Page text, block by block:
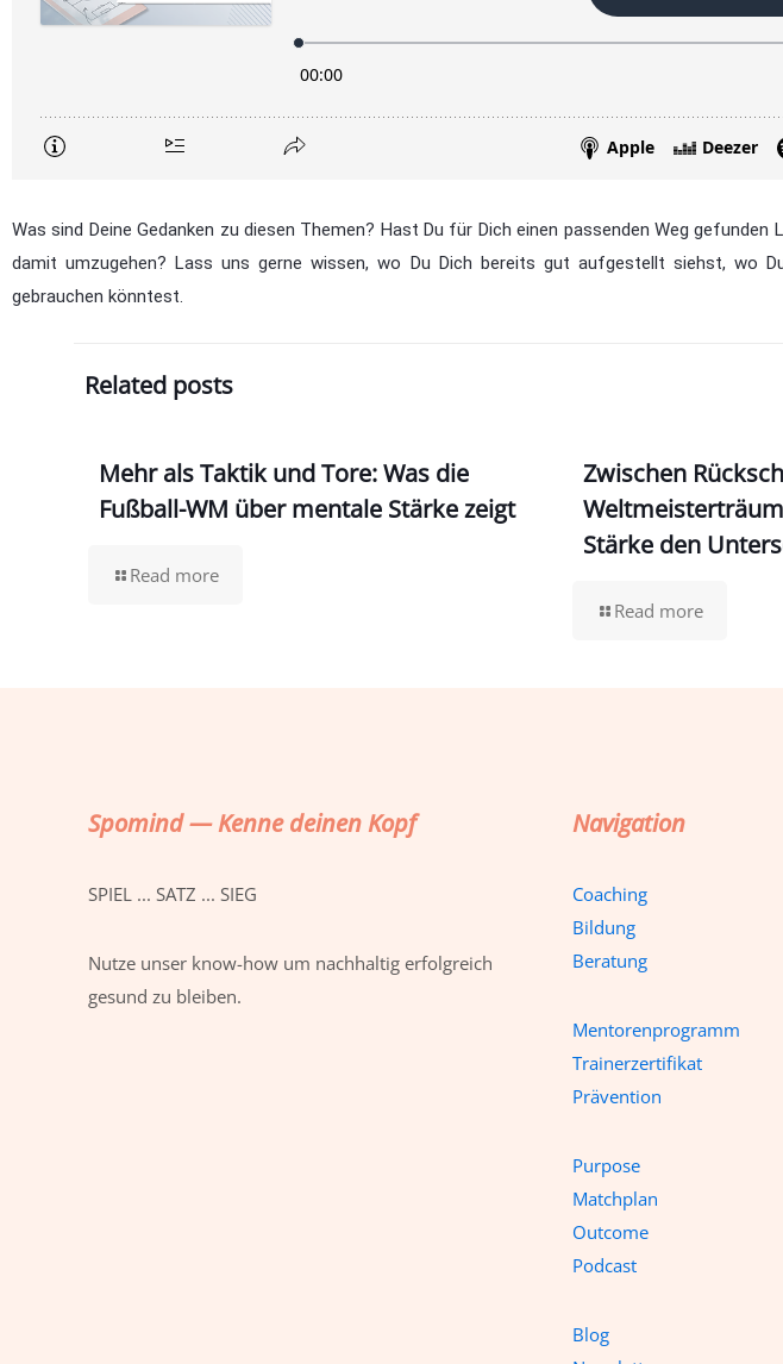
Was sind Deine Gedanken zu diesen Themen? Hast Du für Dich einen passenden Weg
damit umzugehen? Lass uns gerne wissen, wo Du Dich bereits gut aufgestellt siehst, wo
gebrauchen könntest.
Related posts
Mehr als Taktik und Tore: Was die
Fußball-WM über mentale Stärke zeigt
Read more
Zwischen
Stärke den
Read more
Spomind — Kenne deinen Kopf
SPIEL ... SATZ ... SIEG
Nutze unser know-how um nachhaltig erfolgreich
gesund zu bleiben.
Navigation
Coaching
Bildung
Beratung
Mentorenprogramm
Trainerzertifikat
Prävention
Purpose
Matchplan
Outcome
Podcast
Blog